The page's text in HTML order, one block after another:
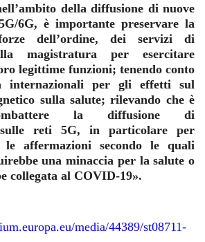
della diffusione di nuove
6G, è importante preservare la
dell’ordine, dei servizi di
magistratura per esercitare
legittime funzioni; tenendo conto
internazionali per gli effetti sul
sulla salute; rilevando che è
la diffusione di
sulle reti 5G, in particolare per
affermazioni secondo le quali
una minaccia per la salute o
collegata al COVID-19».
media/44389/st08711-